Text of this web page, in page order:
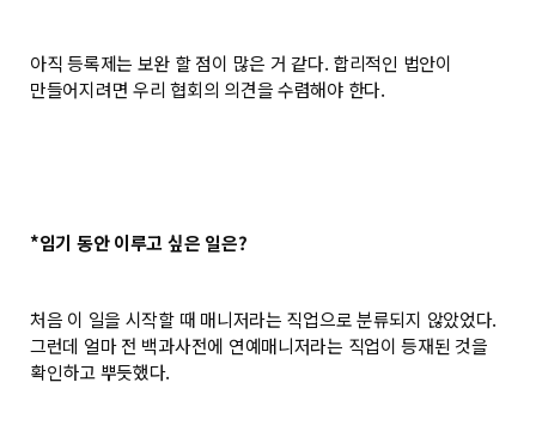
아직 등록제는 보완 할 점이 많은 거 같다. 합리적인 법안이
만들어지려면 우리 협회의 의견을 수렴해야 한다.
*임기 동안 이루고 싶은 일은?
처음 이 일을 시작할 때 매니저라는 직업으로 분류되지 않았었다.
그런데 얼마 전 백과사전에 연예매니저라는 직업이 등재된 것을
확인하고 뿌듯했다.